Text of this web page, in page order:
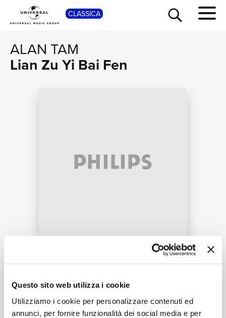
Questo sito web utilizza i cookie
Utilizziamo i cookie per personalizzare contenuti ed
annunci, per fornire funzionalità dei social media e per
CLASSICA
ALAN TAM
Lian Zu Yi Bai Fen
Lian Zu Yi Bai Fen(2001 Live)
01:59
Alan Tam
SHOP
TOUR
NEWS
RICERCA
CHI SIAMO